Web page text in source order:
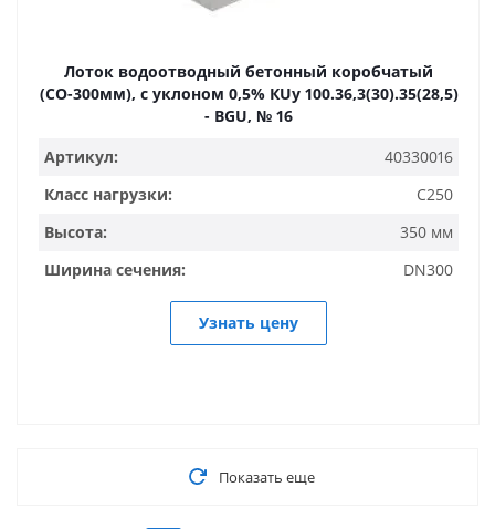
Лоток водоотводный бетонный коробчатый
(СО-300мм), с уклоном 0,5% КUу 100.36,3(30).35(28,5)
- BGU, № 16
Артикул:
40330016
Класс нагрузки:
C250
Высота:
350 мм
Ширина сечения:
DN300
Узнать цену
Показать еще